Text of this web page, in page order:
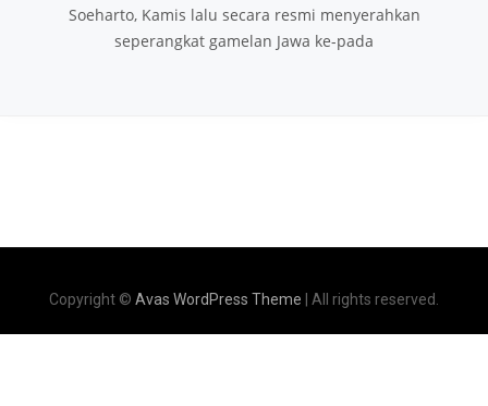
Soeharto, Kamis lalu secara resmi menyerahkan
seperangkat gamelan Jawa ke-pada
Copyright © Avas WordPress Theme | All rights reserved.